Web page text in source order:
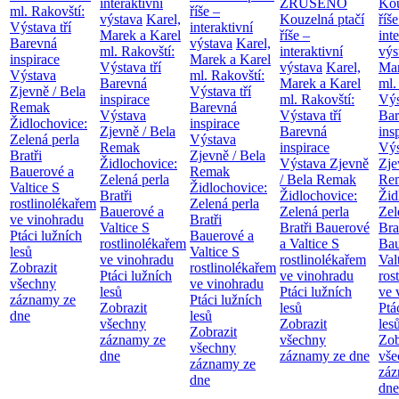
ml. Rakovští:
Výstava tří
Barevná
inspirace
Výstava
Zjevně / Bela
Remak
Židlochovice:
Zelená perla
Bratři
Bauerové a
Valtice S
rostlinolékařem
ve vinohradu
Ptáci lužních
lesů
Zobrazit
všechny
záznamy ze
dne
interaktivní
výstava Karel,
Marek a Karel
ml. Rakovští:
Výstava tří
Barevná
inspirace
Výstava
Zjevně / Bela
Remak
Židlochovice:
Zelená perla
Bratři
Bauerové a
Valtice S
rostlinolékařem
ve vinohradu
Ptáci lužních
lesů
Zobrazit
všechny
záznamy ze
dne
říše –
interaktivní
výstava Karel,
Marek a Karel
ml. Rakovští:
Výstava tří
Barevná
inspirace
Výstava
Zjevně / Bela
Remak
Židlochovice:
Zelená perla
Bratři
Bauerové a
Valtice S
rostlinolékařem
ve vinohradu
Ptáci lužních
lesů
Zobrazit
všechny
záznamy ze
dne
ZRUŠENO
Kouzelná ptačí
říše –
interaktivní
výstava Karel,
Marek a Karel
ml. Rakovští:
Výstava tří
Barevná
inspirace
Výstava Zjevně
/ Bela Remak
Židlochovice:
Zelená perla
Bratři Bauerové
a Valtice S
rostlinolékařem
ve vinohradu
Ptáci lužních
lesů
Zobrazit
všechny
záznamy ze dne
ml.
ve
dne